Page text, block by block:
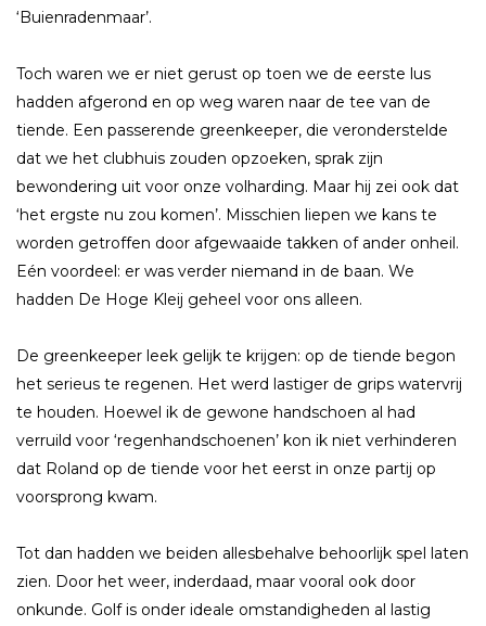
‘Buienradenmaar’.
Toch waren we er niet gerust op toen we de eerste lus
hadden afgerond en op weg waren naar de tee van de
tiende. Een passerende greenkeeper, die veronderstelde
dat we het clubhuis zouden opzoeken, sprak zijn
bewondering uit voor onze volharding. Maar hij zei ook dat
‘het ergste nu zou komen’. Misschien liepen we kans te
worden getroffen door afgewaaide takken of ander onheil.
Eén voordeel: er was verder niemand in de baan. We
hadden De Hoge Kleij geheel voor ons alleen.
De greenkeeper leek gelijk te krijgen: op de tiende begon
het serieus te regenen. Het werd lastiger de grips watervrij
te houden. Hoewel ik de gewone handschoen al had
verruild voor ‘regenhandschoenen’ kon ik niet verhinderen
dat Roland op de tiende voor het eerst in onze partij op
voorsprong kwam.
Tot dan hadden we beiden allesbehalve behoorlijk spel laten
zien. Door het weer, inderdaad, maar vooral ook door
onkunde. Golf is onder ideale omstandigheden al lastig